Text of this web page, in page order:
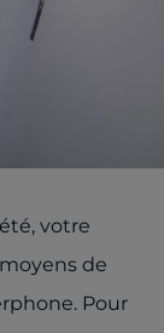
votre
de
Pour